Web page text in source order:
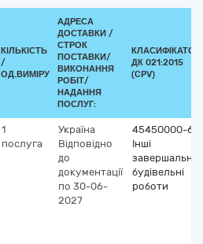
КІЛЬКІСТЬ
/
ОД.ВИМІРУ
АДРЕСА
ДОСТАВКИ /
СТРОК
ПОСТАВКИ/
ВИКОНАННЯ
РОБІТ/
НАДАННЯ
ПОСЛУГ:
КЛАСИФІКАТОР
ДК 021:2015
(CPV)
1
послуга
Україна
Відповідно
до
документації
по 30-06-
2027
45450000-6
Інші
завершальні
будівельні
роботи